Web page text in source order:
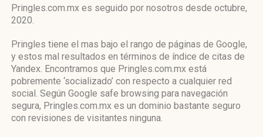
Pringles.com.mx es seguido por nosotros desde octubre,
2020.
Pringles tiene el mas bajo el rango de páginas de Google,
y estos mal resultados en términos de índice de citas de
Yandex. Encontramos que Pringles.com.mx está
pobremente ‘socializado’ con respecto a cualquier red
social. Según Google safe browsing para navegación
segura, Pringles.com.mx es un dominio bastante seguro
con revisiones de visitantes ninguna.